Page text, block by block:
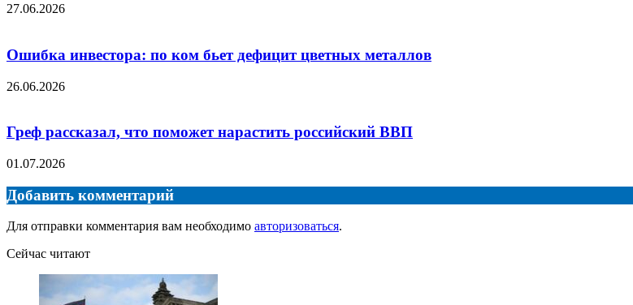
27.06.2026
Ошибка инвестора: по ком бьет дефицит цветных металлов
26.06.2026
Греф рассказал, что поможет нарастить российский ВВП
01.07.2026
Добавить комментарий
Для отправки комментария вам необходимо авторизоваться.
Сейчас читают